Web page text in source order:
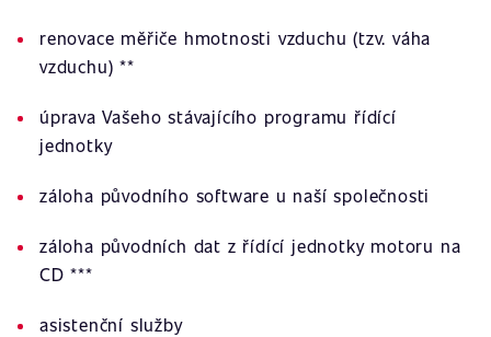
renovace měřiče hmotnosti vzduchu (tzv. váha
vzduchu) **
úprava Vašeho stávajícího programu řídící
jednotky
záloha původního software u naší společnosti
záloha původních dat z řídící jednotky motoru na
CD ***
asistenční služby